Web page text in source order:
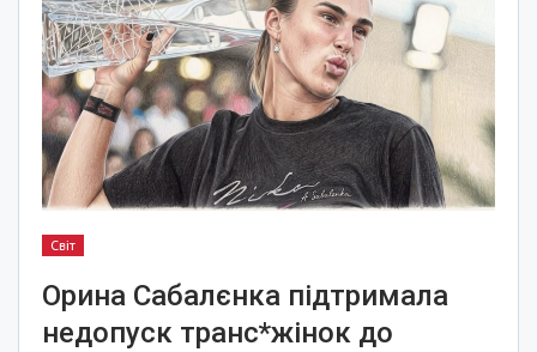
Світ
Орина Сабалєнка підтримала
недопуск транс*жінок до